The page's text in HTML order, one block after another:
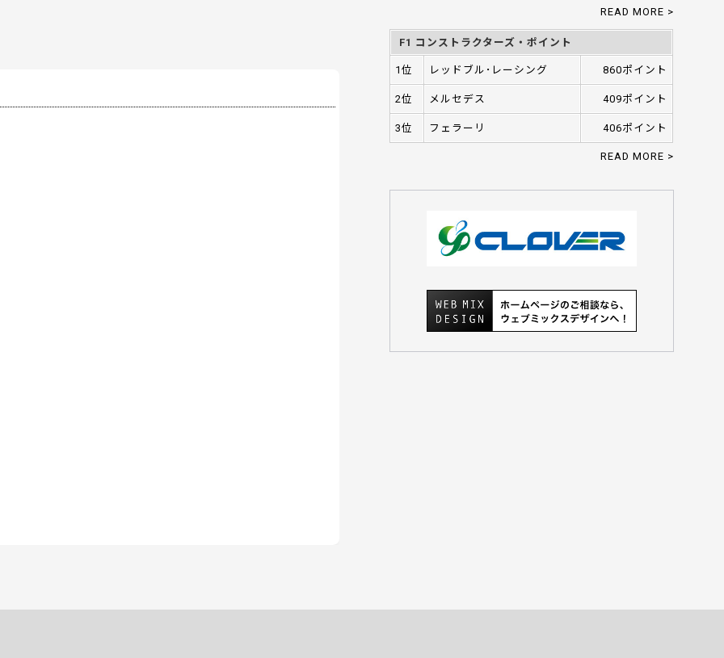
READ MORE >
F1 コンストラクターズ・ポイント
1位 レッドブル･レーシング 860ポイント
2位 メルセデス 409ポイント
3位 フェラーリ 406ポイント
READ MORE >